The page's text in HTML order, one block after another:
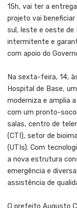
15h, vai ter a
projeto vai
sul, leste e oeste de
intermitente e
com apoio do
Na sexta-feira, 14,
Hospital de Base,
moderniza e amplia
com um pronto-
salas, centro de
(CTI), setor de
(UTIs). Com
a nova estrutura
emergência e
assistência de